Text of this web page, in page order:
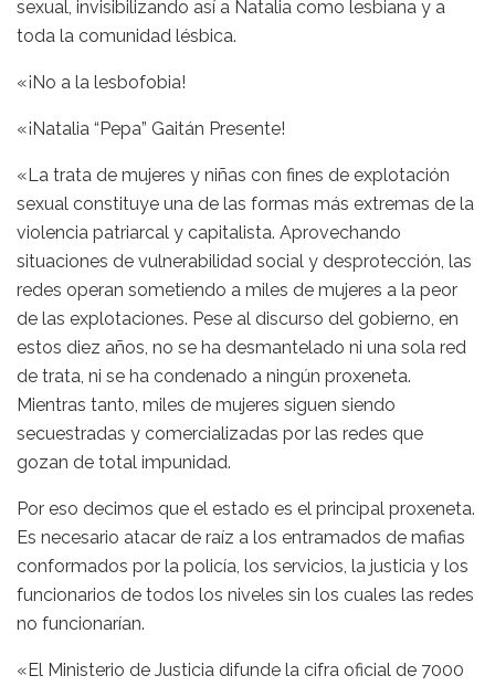
sexual, invisibilizando así a Natalia como lesbiana y a
toda la comunidad lésbica.
«¡No a la lesbofobia!
«¡Natalia “Pepa” Gaitán Presente!
«La trata de mujeres y niñas con fines de explotación
sexual constituye una de las formas más extremas de la
violencia patriarcal y capitalista. Aprovechando
situaciones de vulnerabilidad social y desprotección, las
redes operan sometiendo a miles de mujeres a la peor
de las explotaciones. Pese al discurso del gobierno, en
estos diez años, no se ha desmantelado ni una sola red
de trata, ni se ha condenado a ningún proxeneta.
Mientras tanto, miles de mujeres siguen siendo
secuestradas y comercializadas por las redes que
gozan de total impunidad.
Por eso decimos que el estado es el principal proxeneta.
Es necesario atacar de raíz a los entramados de mafias
conformados por la policía, los servicios, la justicia y los
funcionarios de todos los niveles sin los cuales las redes
no funcionarían.
«El Ministerio de Justicia difunde la cifra oficial de 7000